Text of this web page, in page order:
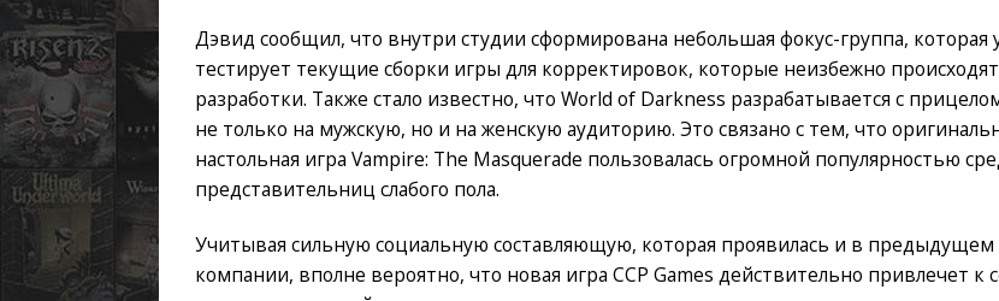
Дэвид сообщил, что внутри студии сформирована небольшая фокус-группа, которая
тестирует текущие сборки игры для корректировок, которые неизбежно
разработки. Также стало известно, что World of Darkness разрабатывается с
не только на мужскую, но и на женскую аудиторию. Это связано с тем, что
настольная игра Vampire: The Masquerade пользовалась огромной популярностью
представительниц слабого пола.
Учитывая сильную социальную составляющую, которая проявилась и в предыдущем
компании, вполне вероятно, что новая игра CCP Games действительно привлечет к